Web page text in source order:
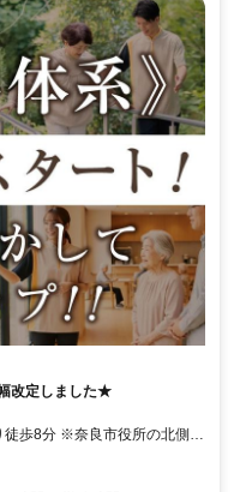
改定しました★
歩8分 ※奈良市役所の北側ス